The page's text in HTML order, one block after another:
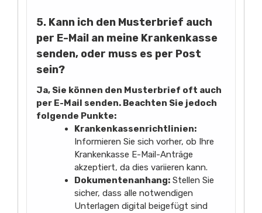
5. Kann ich den Musterbrief auch
per E-Mail an meine Krankenkasse
senden, oder muss es per Post
sein?
Ja, Sie können den Musterbrief oft auch
per E-Mail senden. Beachten Sie jedoch
folgende Punkte:
Krankenkassenrichtlinien:
Informieren Sie sich vorher, ob Ihre
Krankenkasse E-Mail-Anträge
akzeptiert, da dies variieren kann.
Dokumentenanhang: Stellen Sie
sicher, dass alle notwendigen
Unterlagen digital beigefügt sind